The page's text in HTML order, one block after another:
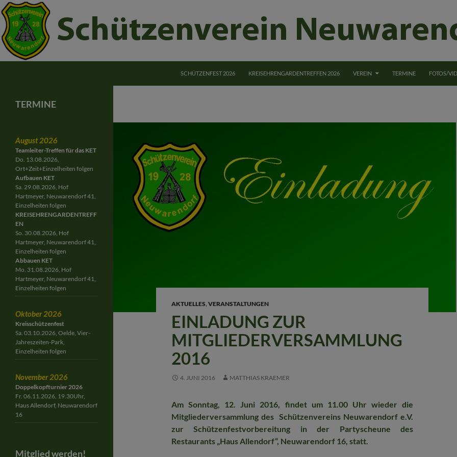
Schützenverein Neuwarendorf e.V.SCHÜTZENFEST 2026
KREISEHRENGARDENTREFFEN 2026 VEREIN TERMINE FOTOS/
AKTUELLES,VERANSTALTUNGEN
EINLADUNG ZUR
MITGLIEDERVERSAMMLUNG
2016
4. JUNI 2016 MATTHIAS KRAEMER
Am Sonntag, 12. Juni 2016, findet um 11.00 Uhr wieder die
Mitgliederversammlung des Schützenvereins Neuwarendorf e.V.
zur Schützenfestvorbereitung in der Partyscheune des
Restaurants „Haus Allendorf“, Neuwarendorf 16, statt.
Gemeinschaft für Jung und Alt
TERMINE
August 2026
Teamleiter-Treffen für das KET
Do. 13.08.2026,
Ort+Zeit+Einzelheiten folgen
Aufbauen KET
Sa. 29.08.2026, Hof
Hartmeyer, Neuwarendorf 41,
Einzelheiten folgen
KREISEHRENGARDENTREFF
EN
So. 30.08.2026, Hof
Hartmeyer, Neuwarendorf 41,
Einzelheiten folgen
Abbauen KET
Mo. 31.08.2026, Hof
Hartmeyer, Neuwarendorf 41,
Einzelheiten folgen
Oktober 2026
Kreisschützenfest
Sa. 03.10.2026, Oelde, Vier-
Jahreszeiten-Park,
Einzelheiten folgen
November 2026
Doppelkopfturnier 2026
Fr. 06.11.2026, 19.30Uhr,
Haus Allendorf, Neuwarendorf
16
Mitglied werden!